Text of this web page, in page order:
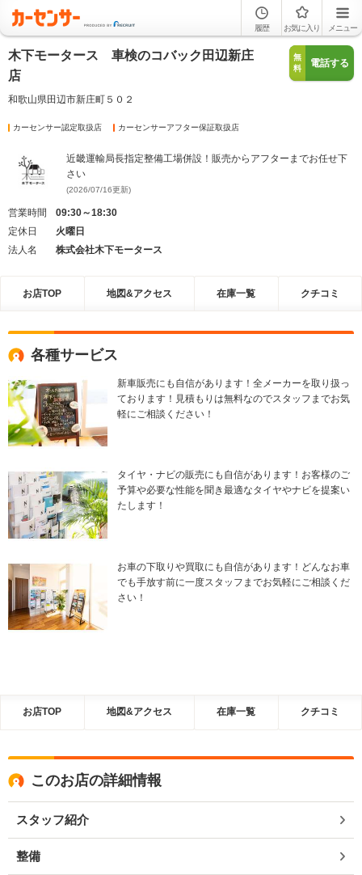
履歴 お気に入り メニュー
木下モータース 車検のコバック田辺新庄
店
和歌山県田辺市新庄町５０２
無
料
電話する
カーセンサー認定取扱店 カーセンサーアフター保証取扱店
近畿運輸局長指定整備工場併設！販売からアフターまでお任せ下
さい
(2026/07/16更新)
営業時間
09:30～18:30
定休日
火曜日
法人名
株式会社木下モータース
お店TOP 地図&アクセス 在庫一覧 クチコミ
各種サービス
新車販売にも自信があります！全メーカーを取り扱っ
ております！見積もりは無料なのでスタッフまでお気
軽にご相談ください！
タイヤ・ナビの販売にも自信があります！お客様のご
予算や必要な性能を聞き最適なタイヤやナビを提案い
たします！
お車の下取りや買取にも自信があります！どんなお車
でも手放す前に一度スタッフまでお気軽にご相談くだ
さい！
お店TOP 地図&アクセス 在庫一覧 クチコミ
このお店の詳細情報
スタッフ紹介
整備